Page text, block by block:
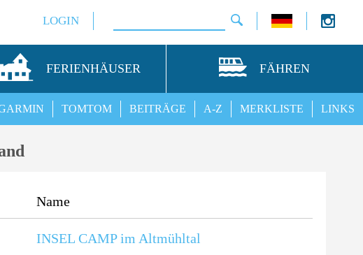
LOGIN
FERIENHÄUSER FÄHREN
LINKS
MERKLISTE
A-Z
BEITRÄGE
TOMTOM
Name
INSEL CAMP im Altmühltal